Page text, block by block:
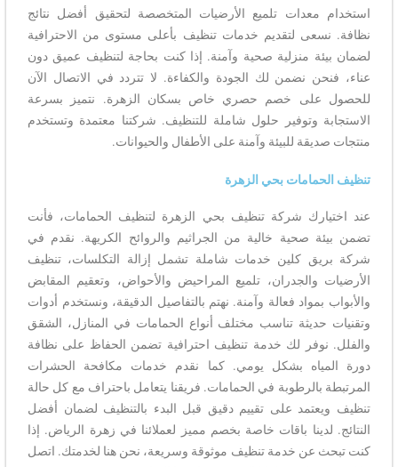
استخدام معدات تلميع الأرضيات المتخصصة لتحقيق أفضل نتائج
نظافة. نسعى لتقديم خدمات تنظيف بأعلى مستوى من الاحترافية
لضمان بيئة منزلية صحية وآمنة. إذا كنت بحاجة لتنظيف عميق دون
عناء، فنحن نضمن لك الجودة والكفاءة. لا تتردد في الاتصال الآن
للحصول على خصم حصري خاص بسكان الزهرة. نتميز بسرعة
الاستجابة وتوفير حلول شاملة للتنظيف. شركتنا معتمدة وتستخدم
منتجات صديقة للبيئة وآمنة على الأطفال والحيوانات.
تنظيف الحمامات بحي الزهرة
عند اختيارك شركة تنظيف بحي الزهرة لتنظيف الحمامات، فأنت
تضمن بيئة صحية خالية من الجراثيم والروائح الكريهة. نقدم في
شركة بريق كلين خدمات شاملة تشمل إزالة التكلسات، تنظيف
الأرضيات والجدران، تلميع المراحيض والأحواض، وتعقيم المقابض
والأبواب بمواد فعالة وآمنة. نهتم بالتفاصيل الدقيقة، ونستخدم أدوات
وتقنيات حديثة تناسب مختلف أنواع الحمامات في المنازل، الشقق
والفلل. نوفر لك خدمة تنظيف احترافية تضمن الحفاظ على نظافة
دورة المياه بشكل يومي. كما نقدم خدمات مكافحة الحشرات
المرتبطة بالرطوبة في الحمامات. فريقنا يتعامل باحتراف مع كل حالة
تنظيف ويعتمد على تقييم دقيق قبل البدء بالتنظيف لضمان أفضل
النتائج. لدينا باقات خاصة بخصم مميز لعملائنا في زهرة الرياض. إذا
كنت تبحث عن خدمة تنظيف موثوقة وسريعة، نحن هنا لخدمتك. اتصل